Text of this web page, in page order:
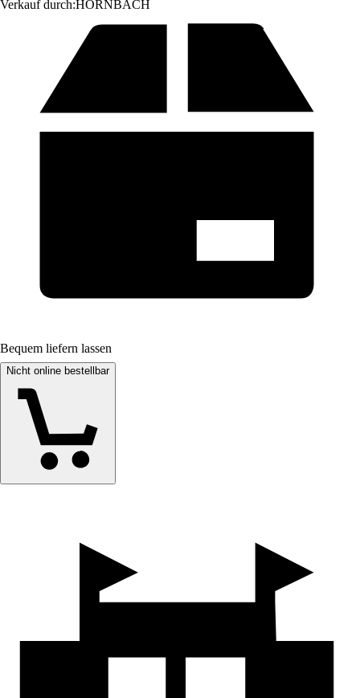
Verkauf durch:HORNBACH
Bequem liefern lassen
Nicht online bestellbar